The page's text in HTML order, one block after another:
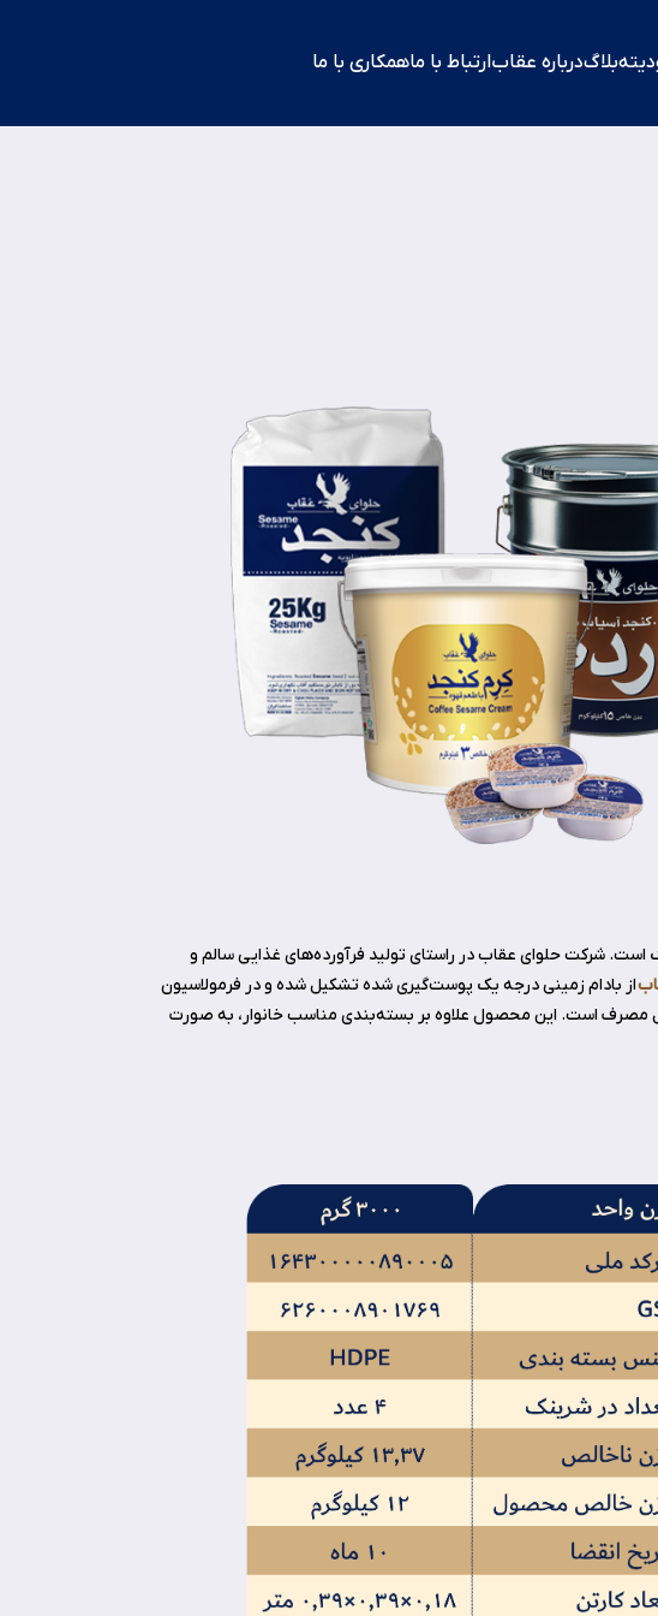
بلاگدرباره عقابارتباط با ماهمکاری با ما
است. شرکت حلوای عقاب در راستای تولید فرآورده‌های غذایی سالم و
از بادام زمینی درجه یک پوست‌گیری شده تشکیل شده و در فرمولاسیون
و پالم استفاده نمی‌گردد، به عنوان یک محصول سالم و خوشمزه برای گروه‌­های سنی بالای 2 سال قابل مصرف است. این محصول علاوه بر بسته‌بندی مناسب خانوار، به صورت